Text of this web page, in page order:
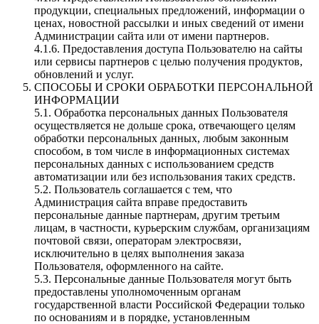
продукции, специальных предложений, информации о
ценах, новостной рассылки и иных сведений от имени
Администрации сайта или от имени партнеров.
4.1.6. Предоставления доступа Пользователю на сайты
или сервисы партнеров с целью получения продуктов,
обновлений и услуг.
СПОСОБЫ И СРОКИ ОБРАБОТКИ ПЕРСОНАЛЬНОЙ
ИНФОРМАЦИИ
5.1. Обработка персональных данных Пользователя
осуществляется не дольше срока, отвечающего целям
обработки персональных данных, любым законным
способом, в том числе в информационных системах
персональных данных с использованием средств
автоматизации или без использования таких средств.
5.2. Пользователь соглашается с тем, что
Администрация сайта вправе предоставить
персональные данные партнерам, другим третьим
лицам, в частности, курьерским службам, организациям
почтовой связи, операторам электросвязи,
исключительно в целях выполнения заказа
Пользователя, оформленного на сайте.
5.3. Персональные данные Пользователя могут быть
предоставлены уполномоченным органам
государственной власти Российской Федерации только
по основаниям и в порядке, установленным